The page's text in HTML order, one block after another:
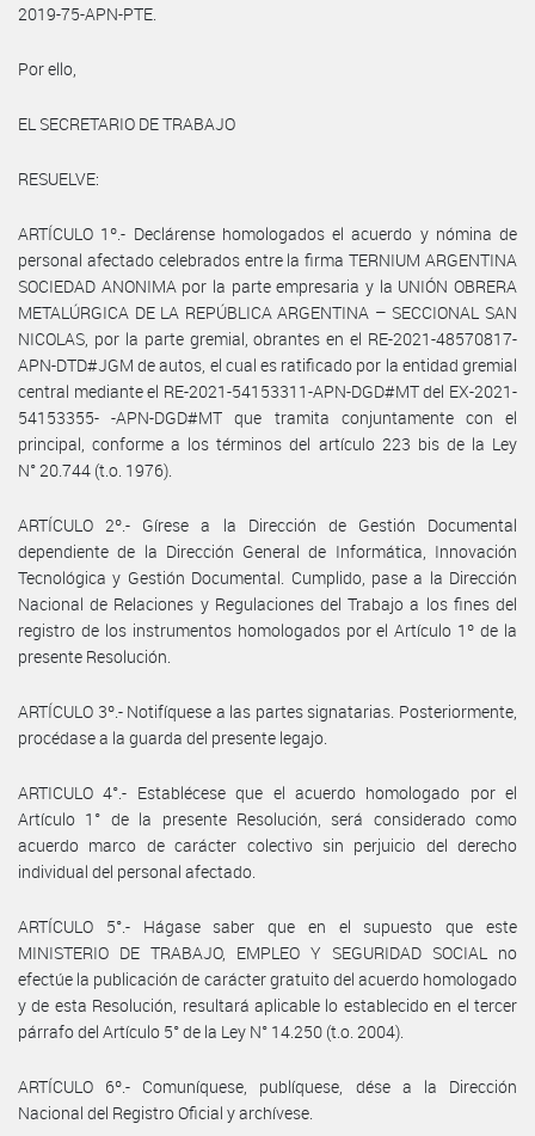
2019-75-APN-PTE.
Por ello,
EL SECRETARIO DE TRABAJO
RESUELVE:
ARTÍCULO 1º.- Declárense homologados el acuerdo y nómina de
personal afectado celebrados entre la firma TERNIUM ARGENTINA
SOCIEDAD ANONIMA por la parte empresaria y la UNIÓN OBRERA
METALÚRGICA DE LA REPÚBLICA ARGENTINA – SECCIONAL SAN
NICOLAS, por la parte gremial, obrantes en el RE-2021-48570817-
APN-DTD#JGM de autos, el cual es ratificado por la entidad gremial
central mediante el RE-2021-54153311-APN-DGD#MT del EX-2021-
54153355- -APN-DGD#MT que tramita conjuntamente con el
principal, conforme a los términos del artículo 223 bis de la Ley
N° 20.744 (t.o. 1976).
ARTÍCULO 2º.- Gírese a la Dirección de Gestión Documental
dependiente de la Dirección General de Informática, Innovación
Tecnológica y Gestión Documental. Cumplido, pase a la Dirección
Nacional de Relaciones y Regulaciones del Trabajo a los fines del
registro de los instrumentos homologados por el Artículo 1º de la
presente Resolución.
ARTÍCULO 3º.- Notifíquese a las partes signatarias. Posteriormente,
procédase a la guarda del presente legajo.
ARTICULO 4°.- Establécese que el acuerdo homologado por el
Artículo 1° de la presente Resolución, será considerado como
acuerdo marco de carácter colectivo sin perjuicio del derecho
individual del personal afectado.
ARTÍCULO 5°.- Hágase saber que en el supuesto que este
MINISTERIO DE TRABAJO, EMPLEO Y SEGURIDAD SOCIAL no
efectúe la publicación de carácter gratuito del acuerdo homologado
y de esta Resolución, resultará aplicable lo establecido en el tercer
párrafo del Artículo 5° de la Ley N° 14.250 (t.o. 2004).
ARTÍCULO 6º.- Comuníquese, publíquese, dése a la Dirección
Nacional del Registro Oficial y archívese.